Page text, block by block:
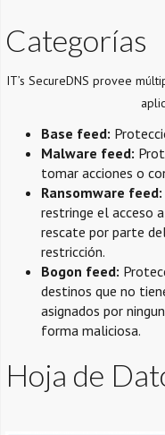
Categorías
IT’s SecureDNS provee
Base feed:
Malware feed:
tomar acciones o
Ransomware feed:
restringe el acceso
rescate por parte
restricción.
Bogon feed:
destinos que no
asignados por
forma maliciosa.
Hoja de